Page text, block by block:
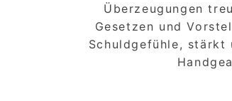
Überzeugungen
Gesetzen und
Schuldgefühle, stärkt